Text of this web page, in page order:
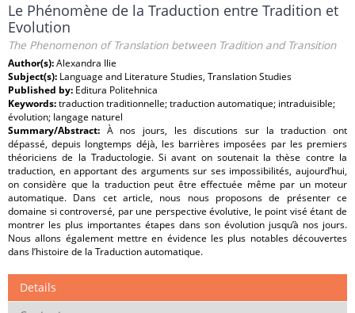
Le Phénomène de la Traduction entre Tradition et
Evolution
The Phenomenon of Translation between Tradition and Transition
Author(s):Alexandra Ilie
Subject(s): Language and Literature Studies, Translation Studies
Published by: Editura Politehnica
Keywords:traduction traditionnelle; traduction automatique; intraduisible;
évolution; langage naturel
Summary/Abstract: À nos jours, les discutions sur la traduction ont
dépassé, depuis longtemps déjà, les barrières imposées par les premiers
théoriciens de la Traductologie. Si avant on soutenait la thèse contre la
traduction, en apportant des arguments sur ses impossibilités, aujourd’hui,
on considère que la traduction peut être effectuée même par un moteur
automatique. Dans cet article, nous nous proposons de présenter ce
domaine si controversé, par une perspective évolutive, le point visé étant de
montrer les plus importantes étapes dans son évolution jusqu’à nos jours.
Nous allons également mettre en évidence les plus notables découvertes
dans l’histoire de la Traduction automatique.
Details